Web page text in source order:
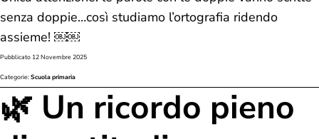
senza doppie…così studiamo l’ortografia ridendo
assieme! ￼￼
Pubblicato 12 Novembre 2025
Categorie:Scuola primaria
🌿 Un ricordo pieno